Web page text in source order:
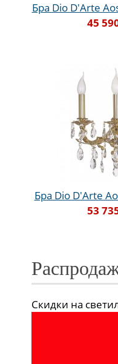
Бра Dio D'Arte
45
Бра Dio D'Arte
53
Скидки на